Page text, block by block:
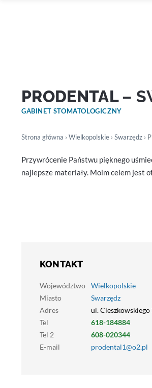
PRODENTAL–
GABINET STOMATOLOGICZNY
Strona główna › Wielkopolskie › Swarzędz ›
Przywrócenie Państwu pięknego
najlepsze materiały. Moim celem jest
KONTAKT
Województwo
Wielkopolskie
Miasto
Swarzędz
Adres
ul. Cieszkowskiego
Tel
618-184884
Tel 2
608-020344
E-mail
prodental1@o2.pl